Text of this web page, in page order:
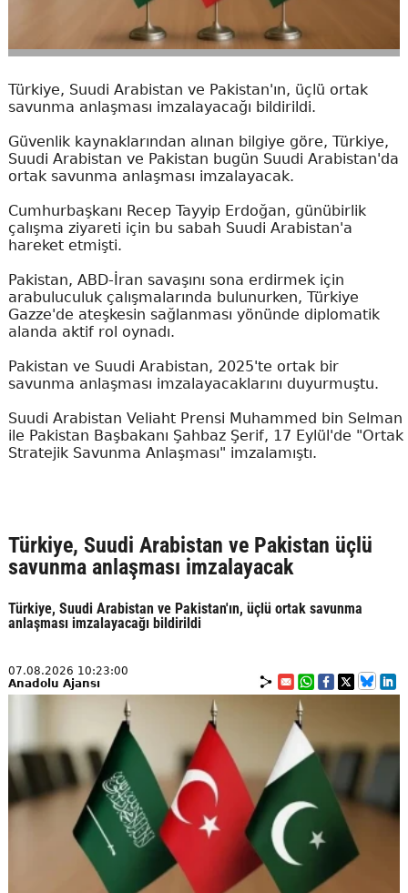
Türkiye, Suudi Arabistan ve Pakistan'ın, üçlü ortak
savunma anlaşması imzalayacağı bildirildi.
Güvenlik kaynaklarından alınan bilgiye göre, Türkiye,
Suudi Arabistan ve Pakistan bugün Suudi Arabistan'da
ortak savunma anlaşması imzalayacak.
Cumhurbaşkanı Recep Tayyip Erdoğan, günübirlik
çalışma ziyareti için bu sabah Suudi Arabistan'a
hareket etmişti.
Pakistan, ABD-İran savaşını sona erdirmek için
arabuluculuk çalışmalarında bulunurken, Türkiye
Gazze'de ateşkesin sağlanması yönünde diplomatik
alanda aktif rol oynadı.
Pakistan ve Suudi Arabistan, 2025'te ortak bir
savunma anlaşması imzalayacaklarını duyurmuştu.
Suudi Arabistan Veliaht Prensi Muhammed bin Selman
ile Pakistan Başbakanı Şahbaz Şerif, 17 Eylül'de "Ortak
Stratejik Savunma Anlaşması" imzalamıştı.
Türkiye, Suudi Arabistan ve Pakistan üçlü
savunma anlaşması imzalayacak
Türkiye, Suudi Arabistan ve Pakistan'ın, üçlü ortak savunma
anlaşması imzalayacağı bildirildi
07.08.2026 10:23:00
Anadolu Ajansı